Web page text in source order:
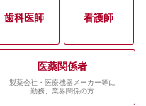
歯科医師 看護師
医薬関係者
製薬会社・医療機器メーカー等に
勤務、業界関係の方